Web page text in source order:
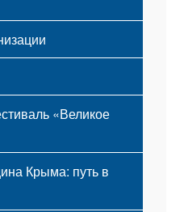
«Великое
Крыма: путь в